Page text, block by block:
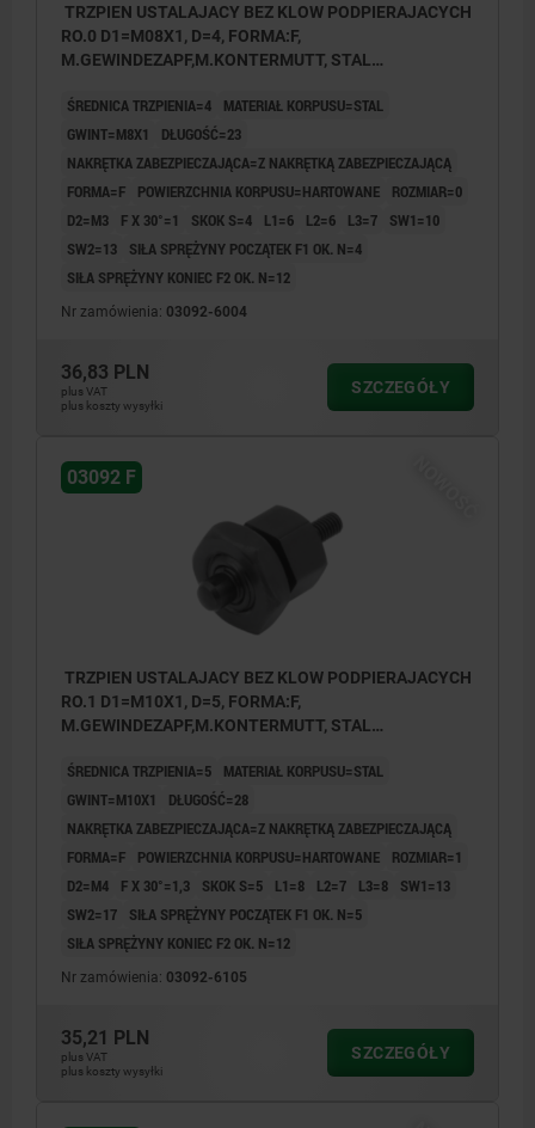
TRZPIEN USTALAJACY BEZ KLOW PODPIERAJACYCH
RO.0 D1=M08X1, D=4, FORMA:F,
M.GEWINDEZAPF,M.KONTERMUTT, STAL
ŚREDNICA TRZPIENIA=4
MATERIAŁ KORPUSU=STAL
GWINT=M8X1
DŁUGOŚĆ=23
NAKRĘTKA ZABEZPIECZAJĄCA=Z NAKRĘTKĄ ZABEZPIECZAJĄCĄ
FORMA=F
POWIERZCHNIA KORPUSU=HARTOWANE
ROZMIAR=0
D2=M3
F X 30°=1 SKOK S=4 L1=6 L2=6 L3=7
SW1=10
SW2=13
SIŁA SPRĘŻYNY POCZĄTEK F1 OK. N=4
SIŁA SPRĘŻYNY KONIEC F2 OK. N=12
Nr zamówienia: 03092-6004
36,83 PLN
plus VAT
plus koszty wysyłki
SZCZEGÓŁY
03092 F
TRZPIEN USTALAJACY BEZ KLOW PODPIERAJACYCH
RO.1 D1=M10X1, D=5, FORMA:F,
M.GEWINDEZAPF,M.KONTERMUTT, STAL
ŚREDNICA TRZPIENIA=5
MATERIAŁ KORPUSU=STAL
GWINT=M10X1
DŁUGOŚĆ=28
NAKRĘTKA ZABEZPIECZAJĄCA=Z NAKRĘTKĄ ZABEZPIECZAJĄCĄ
FORMA=F
POWIERZCHNIA KORPUSU=HARTOWANE
ROZMIAR=1
D2=M4
F X 30°=1,3 SKOK S=5 L1=8 L2=7 L3=8
SW1=13
SW2=17
SIŁA SPRĘŻYNY POCZĄTEK F1 OK. N=5
SIŁA SPRĘŻYNY KONIEC F2 OK. N=12
Nr zamówienia: 03092-6105
35,21 PLN
plus VAT
plus koszty wysyłki
SZCZEGÓŁY